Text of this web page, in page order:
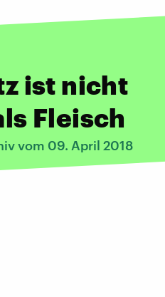
ist nicht
Fleisch
vom 09. April 2018